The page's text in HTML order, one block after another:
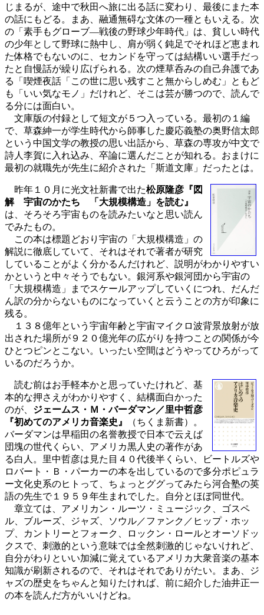
じまるが、途中で秋田へ旅に出る話に変わり、最後にまた本
の話にもどる。まあ、融通無碍な文体の一種ともいえる。次
の「素手もグローブ―戦後の野球少年時代」は、貧しい時代
の少年として野球に熱中し、肩が弱く鈍足でそれほど恵まれ
た体格でもないのに、セカンドを守っては結構いい選手だっ
たと自慢話が繰り広げられる。次の煙草呑みの自己弁護であ
る「喫煙夜話「この世に思い残すこと無からしめむ」ともど
も「いい気なモノ」だけれど、そこは芸が勝つので、読んで
る分には面白い。
文庫版の付録として短文が５つ入っている。最初の１編
で、草森紳一が学生時代から師事した慶応義塾の奥野信太郎
という中国文学の教授の思い出話から、草森の専攻が中文で
詩人李賀に入れ込み、卒論に選んだことが知れる。おまけに
最初の就職先が先生に紹介された「斯道文庫」だったとは。
昨年１０月に光文社新書で出た松原隆彦『図
解 宇宙のかたち 「大規模構造」を読む』
は、そろそろ宇宙ものを読みたいなと思い読ん
でみたもの。
この本は標題どおり宇宙の「大規模構造」の
解説に徹底していて、それはそれで著者が研究
していることがよく分かるんだけれど、説明がわかりやすい
かというと中々そうでもない。銀河系や銀河団から宇宙の
「大規模構造」までスケールアップしていくにつれ、だんだ
ん訳の分からないものになっていくと云うことの方が印象に
残る。
１３８億年という宇宙年齢と宇宙マイクロ波背景放射が放
出された場所が９２０億光年の広がりを持つことの関係が今
ひとつピンとこない。いったい空間はどうやってひろがって
いるのだろうか。
読む前はお手軽本かと思っていたけれど、基
本的な押さえがわかりやすく、結構面白かった
のが、 ジェームス・Ｍ・バーダマン／里中哲彦
『初めてのアメリカ音楽史』
（ちくま新書）。
バーダマンは早稲田の名誉教授で日本で云えば
団塊の世代くらい、アメリカ黒人史の著作があ
る白人。里中哲彦は見た目４０代後半くらい、ビートルズや
ロバート・Ｂ・パーカーの本を出しているので多分ポピュラ
ー文化史系のヒトって、ちょっとググってみたら河合塾の英
語の先生で１９５９年生まれでした。自分とほぼ同世代。
章立ては、アメリカン・ルーツ・ミュージック、ゴスペ
ル、ブルーズ、ジャズ、ソウル／ファンク／ヒップ・ホッ
プ、カントリーとフォーク、ロックン・ロールとオーソドッ
クスで、刺激的という意味では全然刺激的じゃないけれど、
自分がわりといい加減に覚えているアメリカ大衆音楽の基本
知識が刷新されるので、それはそれでありがたい。まあ、ジ
ャズの歴史をちゃんと知りたければ、前に紹介した油井正一
の本を読んだ方がいいけどね。